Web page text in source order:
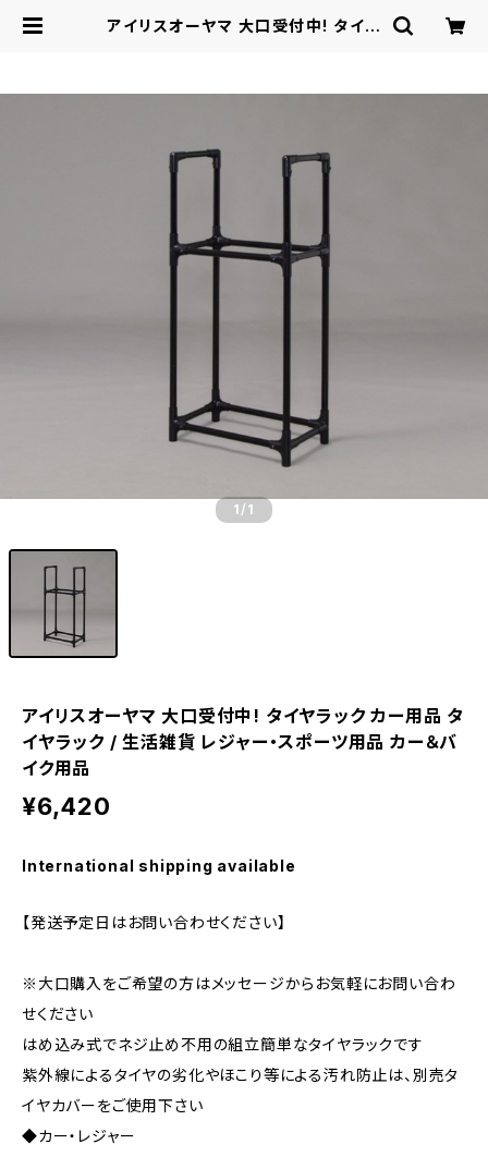
アイリスオーヤマ 大口受付中! タイヤ
- 総合ショッピングサイト -
1 /1
アイリスオーヤマ 大口受付中! タイヤラック カー用品 タ
イヤラック / 生活雑貨 レジャー・スポーツ用品 カー＆バ
イク用品
¥6,420
International shipping available
【発送予定日はお問い合わせください】
※大口購入をご希望の方はメッセージからお気軽にお問い合わ
せください
はめ込み式でネジ止め不用の組立簡単なタイヤラックです
紫外線によるタイヤの劣化やほこり等による汚れ防止は、別売タ
イヤカバーをご使用下さい
◆カー・レジャー